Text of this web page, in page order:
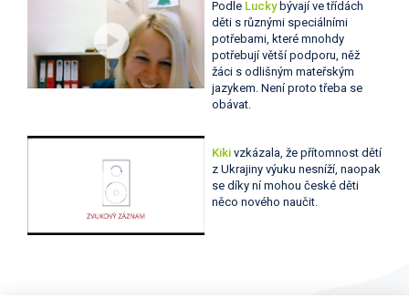
Podle Lucky bývají ve třídách
děti s různými speciálními
potřebami, které mnohdy
potřebují větší podporu, něž
žáci s odlišným mateřským
jazykem. Není proto třeba se
obávat.
Kiki vzkázala, že přítomnost dětí
z Ukrajiny výuku nesníží, naopak
se díky ní mohou české děti
něco nového naučit.